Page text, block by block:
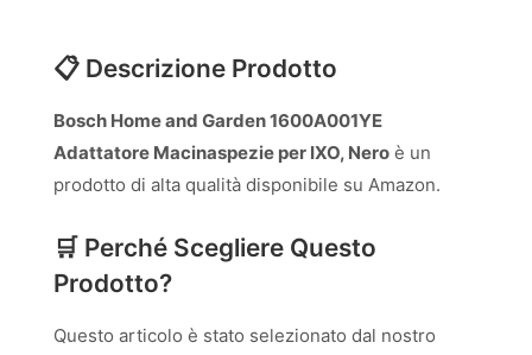
📋 Descrizione Prodotto
Bosch Home and Garden 1600A001YE
Adattatore Macinaspezie per IXO, Nero è un
prodotto di alta qualità disponibile su Amazon.
🛒 Perché Scegliere Questo
Prodotto?
Questo articolo è stato selezionato dal nostro